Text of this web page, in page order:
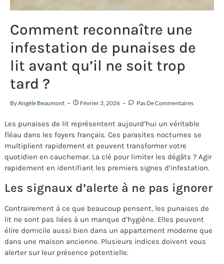
Comment reconnaître une
infestation de punaises de
lit avant qu’il ne soit trop
tard ?
ByAngèle Beaumont Février 3, 2026 Pas De Commentaires
Les punaises de lit représentent aujourd’hui un véritable
fléau dans les foyers français. Ces parasites nocturnes se
multiplient rapidement et peuvent transformer votre
quotidien en cauchemar. La clé pour limiter les dégâts ? Agir
rapidement en identifiant les premiers signes d’infestation.
Les signaux d’alerte à ne pas ignorer
Contrairement à ce que beaucoup pensent, les punaises de
lit ne sont pas liées à un manque d’hygiène. Elles peuvent
élire domicile aussi bien dans un appartement moderne que
dans une maison ancienne. Plusieurs indices doivent vous
alerter sur leur présence potentielle.